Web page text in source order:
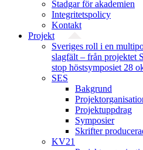
Stadgar för akademien
Integritetspolicy
Kontakt
Projekt
Sveriges roll i en
slagfält – från
stop höstsymposiet 28
SES
Bakgrund
Projektuppdrag
Symposier
Skrifter
KV21